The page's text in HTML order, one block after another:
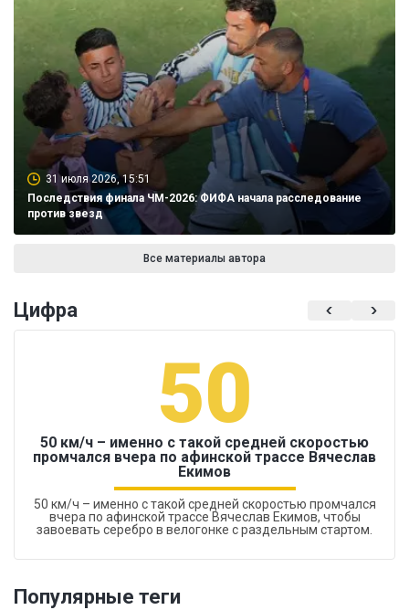
31 июля 2026, 15:51
Последствия финала ЧМ-2026: ФИФА начала расследование
против звезд
Все материалы автора
Цифра
50
50 км/ч – именно с такой средней скоростью
промчался вчера по афинской трассе Вячеслав
Екимов
50 км/ч – именно с такой средней скоростью промчался
вчера по афинской трассе Вячеслав Екимов, чтобы
завоевать серебро в велогонке с раздельным стартом.
Популярные теги